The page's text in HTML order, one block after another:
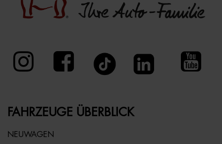
FAHRZEUGE ÜBERBLICK
NEUWAGEN